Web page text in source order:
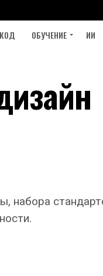
КОД ОБУЧЕНИЕ ИИ
набора